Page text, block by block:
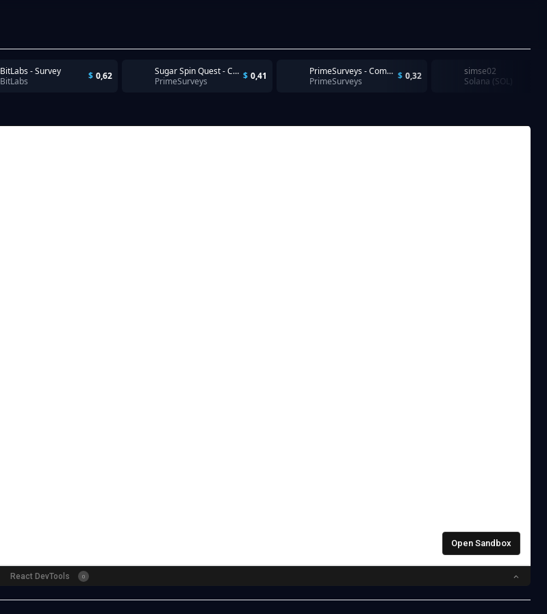
BitLabs - Survey
BitLabs
$ 0,62
Sugar Spin Quest - Complete Level 10
PrimeSurveys
$ 0,41
PrimeSurveys - Completion
PrimeSurveys
$ 0,32
simse02
Solana (SOL)